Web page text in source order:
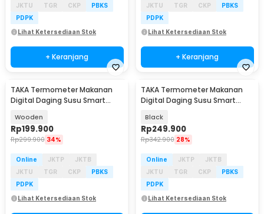
JKTU
TGR CKP
PBKS
PDPK
Lihat Ketersediaan Stok
+ Keranjang
JKTU
TGR CKP
PBKS
PDPK
Lihat Ketersediaan Stok
+ Keranjang
TAKA Termometer Makanan
Digital Daging Susu Smart
Wooden
Rp199.900
Rp299.900 34%
Online JKTP
JKTB
JKTU
TGR CKP
PBKS
PDPK
Lihat Ketersediaan Stok
TAKA Termometer Makanan
Digital Daging Susu Smart
Black
Rp249.900
Rp342.900 28%
Online JKTP
JKTB
JKTU
TGR CKP
PBKS
PDPK
Lihat Ketersediaan Stok